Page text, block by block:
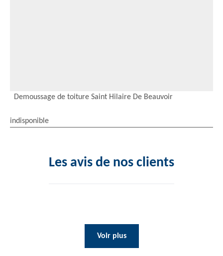
Demoussage de toiture Saint Hilaire De Beauvoir
indisponible
Les avis de nos clients
Voir plus